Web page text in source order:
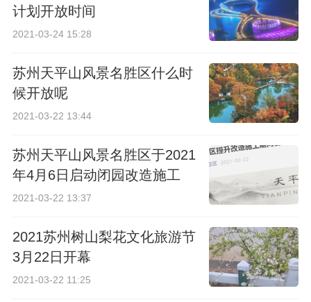
计划开放时间
2021-03-24 15:28
苏州天平山风景名胜区什么时
候开放呢
2021-03-22 13:44
苏州天平山风景名胜区于2021
年4月6日启动闭园改造施工
2021-03-22 13:37
2021苏州树山梨花文化旅游节
3月22日开幕
2021-03-22 11:25